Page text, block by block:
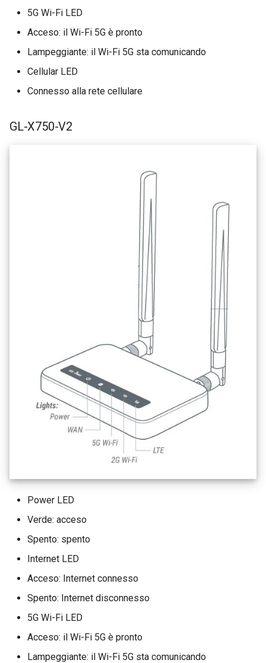
5G Wi-Fi LED
Acceso: il Wi-Fi 5G è pronto
Lampeggiante: il Wi-Fi 5G sta comunicando
Cellular LED
Connesso alla rete cellulare
GL-X750-V2
Power LED
Verde: acceso
Spento: spento
Internet LED
Acceso: Internet connesso
Spento: Internet disconnesso
5G Wi-Fi LED
Acceso: il Wi-Fi 5G è pronto
Lampeggiante: il Wi-Fi 5G sta comunicando